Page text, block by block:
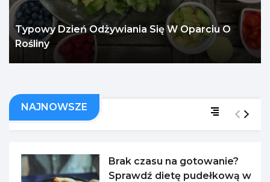
Typowy Dzień Odżywiania Się W Oparciu O
Rośliny
NAJNOWSZE
Brak czasu na gotowanie?
Sprawdź dietę pudełkową w